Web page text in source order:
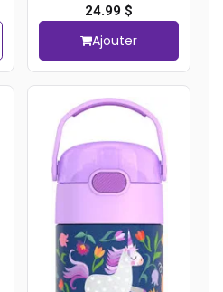
Noir
24.99 $
Ajouter